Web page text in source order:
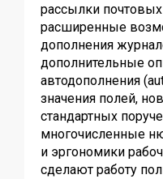
рассылки
расширенные
дополнения
дополнительные
автодополнения
значения полей,
стандартных
многочисленные
и эргономики
сделают работу